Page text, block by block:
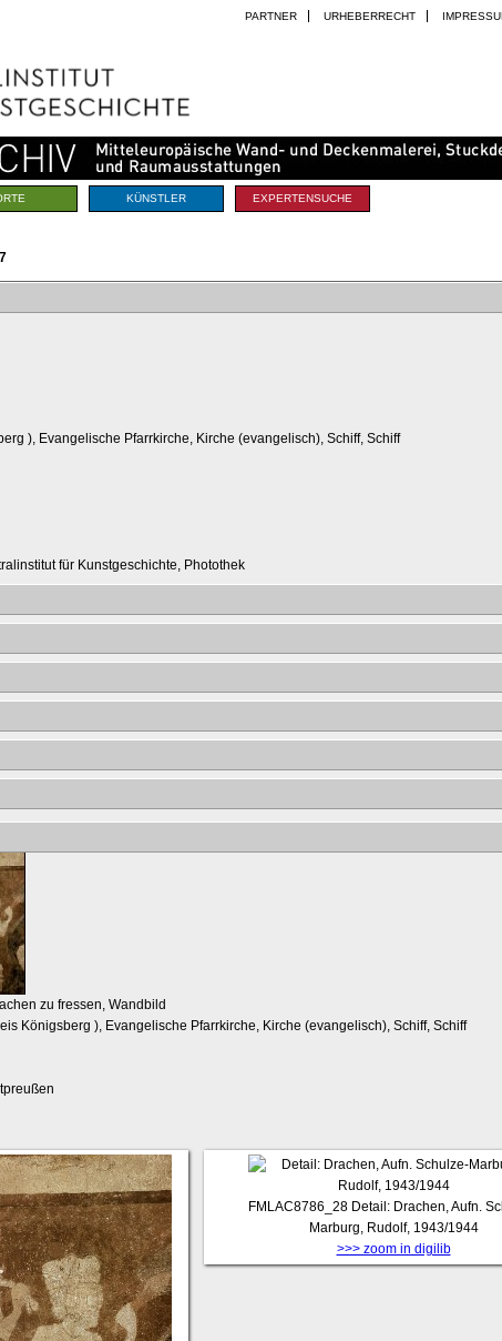
PARTNER URHEBERRECHT
KÜNSTLER EXPERTENSUCHE
), Evangelische Pfarrkirche, Kirche (evangelisch), Schiff, Schiff
für Kunstgeschichte, Photothek
zu fressen, Wandbild
Königsberg ), Evangelische Pfarrkirche, Kirche (evangelisch), Schiff, Schiff
FMLAC8786_28 Detail: Drachen, Aufn.
Marburg, Rudolf, 1943/1944
>>> zoom in digilib